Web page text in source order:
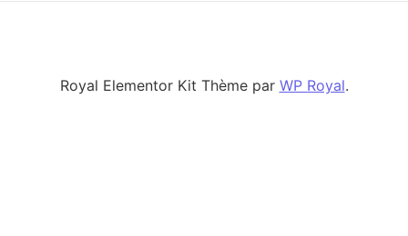
Royal Elementor Kit Thème par WP Royal.